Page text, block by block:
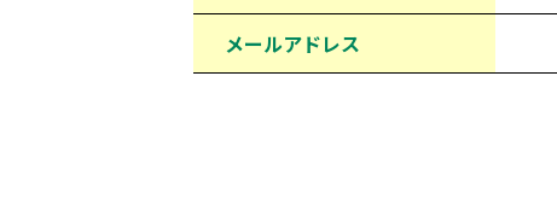
メールアドレス